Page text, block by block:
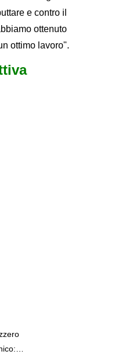
e contro il
ottenuto
ottimo lavoro".